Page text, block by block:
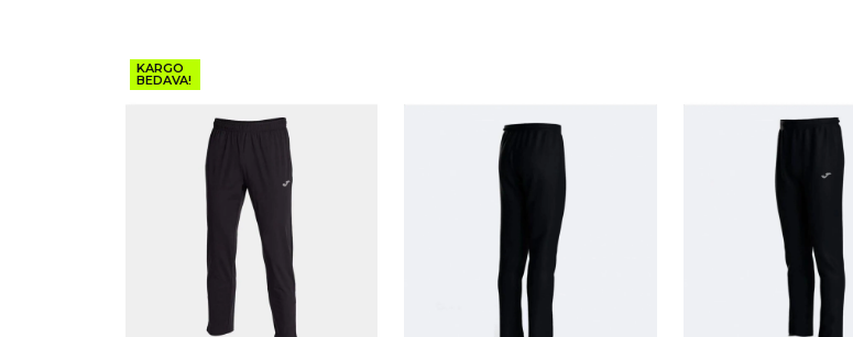
KARGO
BEDAVA!